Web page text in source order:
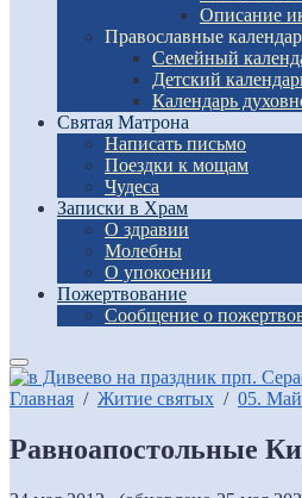
Описание
Православные
Семейный
Детский
Календарь
Святая Матрона
Написать письмо
Поездки к мощам
Чудеса
Записки в Храм
О здравии
Молебны
О упокоении
Пожертвование
Сообщение о
Главная / Житие святых / 05. Май
Равноапостольные